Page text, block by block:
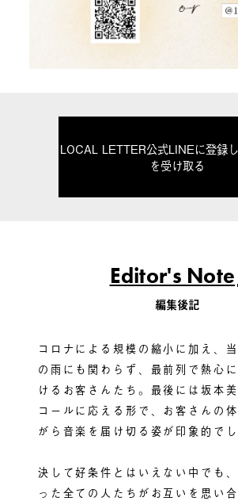
LOCAL LETTER公式LINEに登録
を受け取る
Editor's Note
編集後記
コロナによる規模の縮小に加え、
の雨にも関わらず、最前列で熱心
けるお客さんたち。最後には坂本
コールに応える形で、お客さんの
がら音楽を届け切る姿が印象的でし
決して好条件とはいえない中でも
った全ての人たちがお互いを思い